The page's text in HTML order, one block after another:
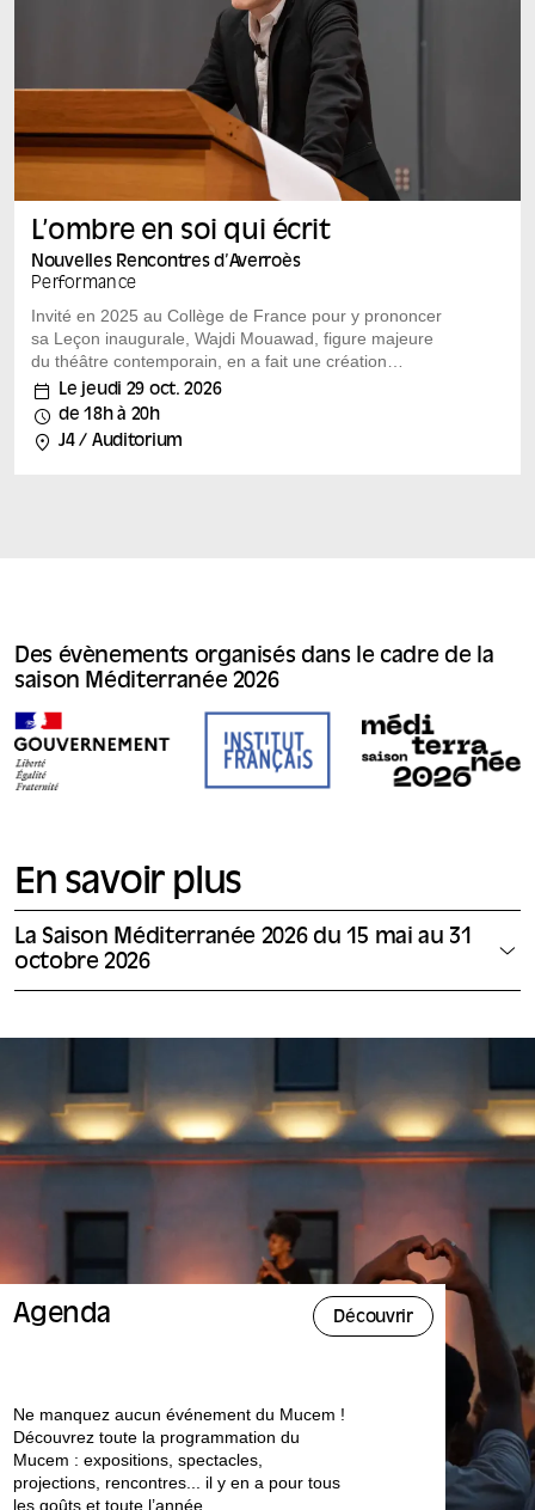
L’ombre en soi qui écrit
Nouvelles Rencontres d’Averroès
Performance
Invité en 2025 au Collège de France pour y prononcer
sa Leçon inaugurale, Wajdi Mouawad, figure majeure
du théâtre contemporain, en a fait une création
singulière.
Dans L’ombre en soi qui écrit, il porte sur scène cette
méditation puissante sur l’écriture, l’exil, la mémoire et
ce qui, en chacun de nous, échappe au savoir. Une
Le jeudi 29 oct. 2026
de 18h à 20h
J4 / Auditorium
Des évènements organisés dans le cadre de la
saison Méditerranée 2026
En savoir plus
La Saison Méditerranée 2026 du 15 mai au 31
octobre 2026
Agenda Découvrir
Ne manquez aucun événement du Mucem !
Découvrez toute la programmation du
Mucem : expositions, spectacles,
projections, rencontres... il y en a pour tous
les goûts et toute l’année